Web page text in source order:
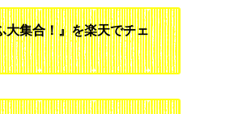
大集合！』を楽天でチェ